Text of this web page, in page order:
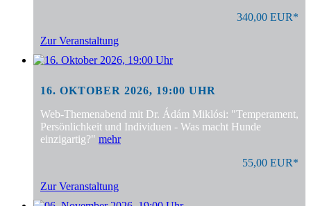
340,00 EUR*
Zur Veranstaltung
16. OKTOBER 2026, 19:00 UHR
Web-Themenabend mit Dr. Ádám Miklósi: "Temperament,
Persönlichkeit und Individuen - Was macht Hunde
einzigartig?" mehr
55,00 EUR*
Zur Veranstaltung